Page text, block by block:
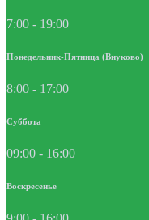
7:00 - 19:00
Понедельник-Пятница (Внуково)
8:00 - 17:00
Суббота
09:00 - 16:00
Воскресенье